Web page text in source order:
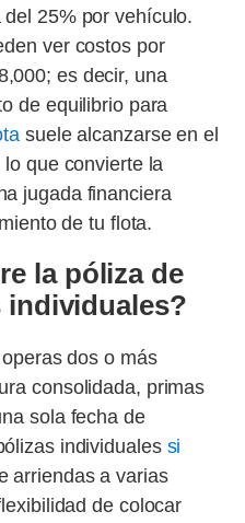
25% por vehículo.
ver costos por
es decir, una
de equilibrio para
suele alcanzarse en el
que convierte la
jugada financiera
de tu flota.
la póliza de
individuales?
dos o más
consolidada, primas
sola fecha de
individualessi
arriendas a varias
de colocar